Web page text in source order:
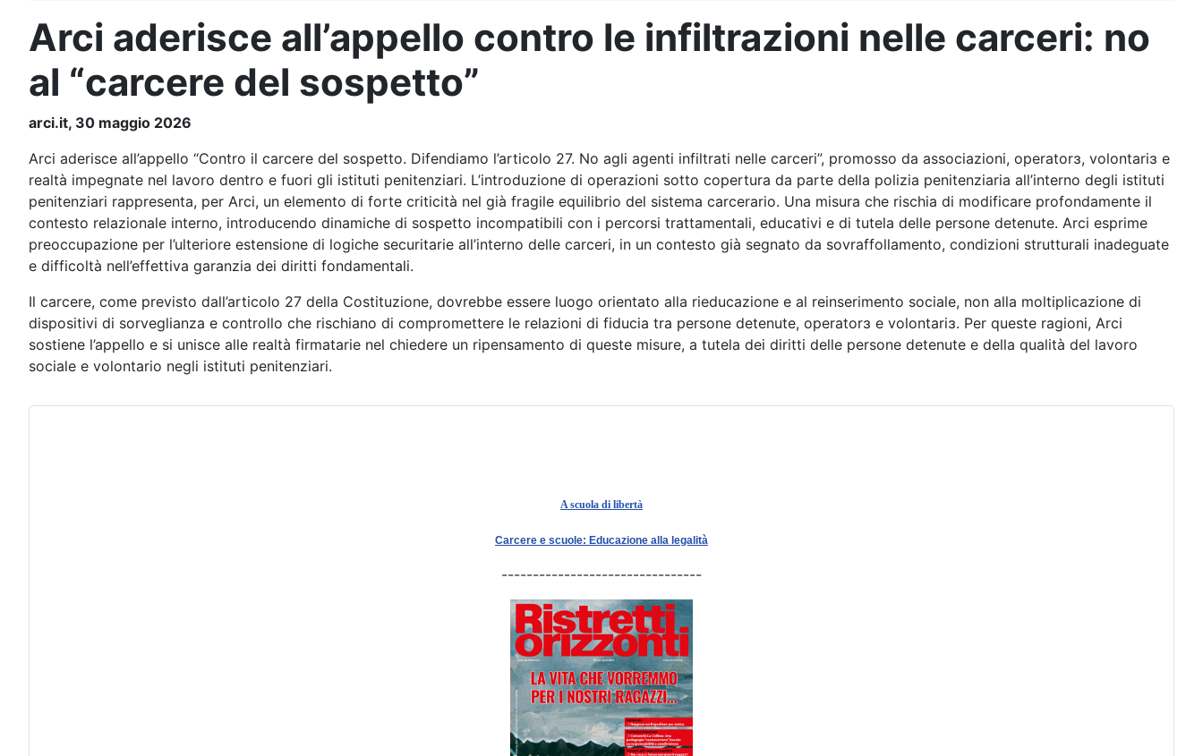
Arci aderisce all’appello contro le infiltrazioni nelle carceri: no
al “carcere del sospetto”
arci.it, 30 maggio 2026
Arci aderisce all’appello “Contro il carcere del sospetto. Difendiamo l’articolo 27. No agli agenti infiltrati nelle carceri”, promosso da associazioni, operatorɜ, volontariɜ e
realtà impegnate nel lavoro dentro e fuori gli istituti penitenziari. L’introduzione di operazioni sotto copertura da parte della polizia penitenziaria all’interno degli istituti
penitenziari rappresenta, per Arci, un elemento di forte criticità nel già fragile equilibrio del sistema carcerario. Una misura che rischia di modificare profondamente il
contesto relazionale interno, introducendo dinamiche di sospetto incompatibili con i percorsi trattamentali, educativi e di tutela delle persone detenute. Arci esprime
preoccupazione per l’ulteriore estensione di logiche securitarie all’interno delle carceri, in un contesto già segnato da sovraffollamento, condizioni strutturali inadeguate
e difficoltà nell’effettiva garanzia dei diritti fondamentali.
Il carcere, come previsto dall’articolo 27 della Costituzione, dovrebbe essere luogo orientato alla rieducazione e al reinserimento sociale, non alla moltiplicazione di
dispositivi di sorveglianza e controllo che rischiano di compromettere le relazioni di fiducia tra persone detenute, operatorɜ e volontariɜ. Per queste ragioni, Arci
sostiene l’appello e si unisce alle realtà firmatarie nel chiedere un ripensamento di queste misure, a tutela dei diritti delle persone detenute e della qualità del lavoro
sociale e volontario negli istituti penitenziari.
A scuola di libertà
Carcere e scuole: Educazione alla legalità
--------------------------------